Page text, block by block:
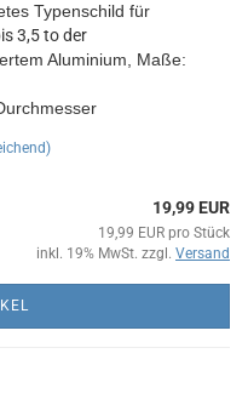
Typenschild für
3,5 to der
Aluminium , Maße:
19,99 EUR
19,99 EUR pro Stück
inkl. 19% MwSt. zzgl. Versand